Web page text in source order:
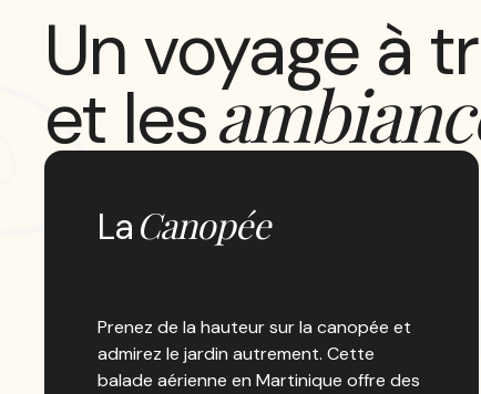
Un voyage à
et les
LaCanopée
Prenez de la hauteur sur la canopée et
admirez le jardin autrement. Cette
balade aérienne en Martinique offre des